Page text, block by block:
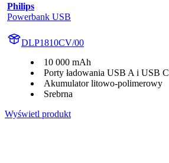
Philips
Powerbank USB
DLP1810CV/00
10 000 mAh
Porty ładowania USB A i USB C
Akumulator litowo-polimerowy
Srebrna
Wyświetl produkt